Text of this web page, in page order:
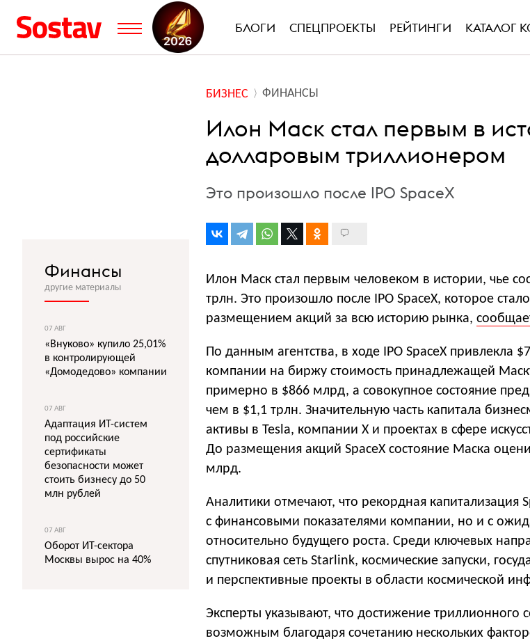
БЛОГИ СПЕЦПРОЕКТЫ РЕЙТИНГИ КАТАЛОГ
БИЗНЕС ФИНАНСЫ
Илон Маск стал первым в
долларовым триллионером
Это произошло после IPO SpaceX
Илон Маск стал первым человеком в истории, чье
трлн. Это произошло после IPO SpaceX, которое
размещением акций за всю историю рынка,
По данным агентства, в ходе IPO SpaceX привлекла
компании на биржу стоимость принадлежащей
примерно в $866 млрд, а совокупное состояние
чем в $1,1 трлн. Значительную часть капитала
активы в Tesla, компании X и проектах в сфере
До размещения акций SpaceX состояние Маска
млрд.
Аналитики отмечают, что рекордная капитализация
с финансовыми показателями компании, но и с
относительно будущего роста. Среди ключевых
спутниковая сеть Starlink, космические запуски,
и перспективные проекты в области космической
Эксперты указывают, что достижение триллионного
возможным благодаря сочетанию нескольких
Финансы
другие материалы
07 АВГ
«Внуково» купило 25,01%
в контролирующей
«Домодедово» компании
07 АВГ
Адаптация ИТ-систем
под российские
сертификаты
безопасности может
стоить бизнесу до 50
млн рублей
07 АВГ
Оборот ИТ-сектора
Москвы вырос на 40%